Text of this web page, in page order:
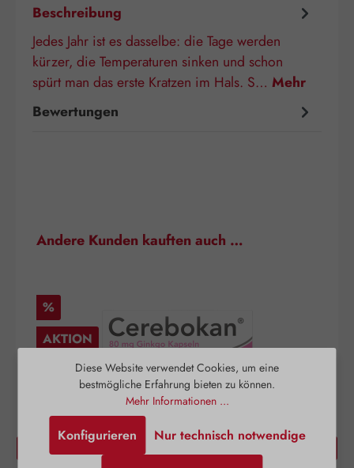
Beschreibung
Jedes Jahr ist es dasselbe: die Tage werden
kürzer, die Temperaturen sinken und schon
spürt man das erste Kratzen im Hals. S… Mehr
Bewertungen
Produktgalerie überspringen
Andere Kunden kauften auch …
Rabatt
%
AKTION
Cerebokan® Kapseln
Diese Website verwendet Cookies, um eine
bestmögliche Erfahrung bieten zu können.
Mehr Informationen ...
Nur technisch notwendige
Konfigurieren